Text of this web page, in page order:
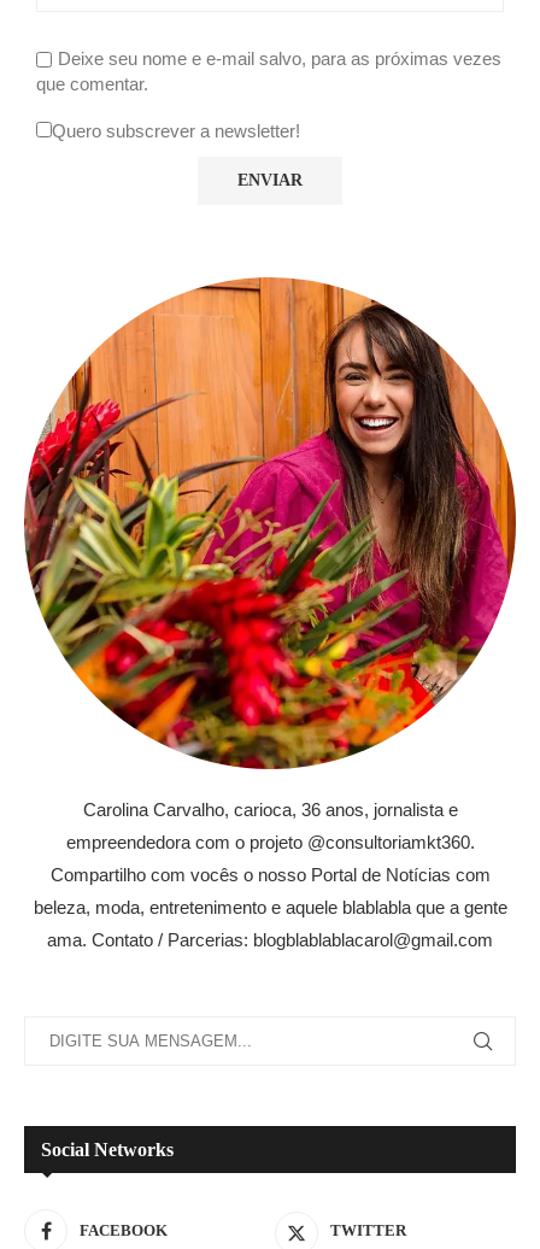
Deixe seu nome e e-mail salvo, para as próximas vezes
que comentar.
Quero subscrever a newsletter!
Carolina Carvalho, carioca, 36 anos, jornalista e
empreendedora com o projeto @consultoriamkt360.
Compartilho com vocês o nosso Portal de Notícias com
beleza, moda, entretenimento e aquele blablabla que a gente
ama. Contato / Parcerias: blogblablablacarol@gmail.com
Social Networks
FACEBOOK TWITTER